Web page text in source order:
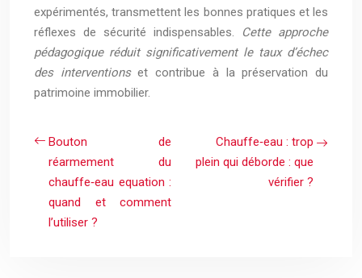
expérimentés, transmettent les bonnes pratiques et les
réflexes de sécurité indispensables.
Cette approche
pédagogique réduit significativement le taux d’échec
des interventionset contribue à la préservation du
patrimoine immobilier.
Bouton de
réarmement du
chauffe‑eau equation :
quand et comment
l’utiliser ?
Chauffe‑eau : trop
plein qui déborde : que
vérifier ?